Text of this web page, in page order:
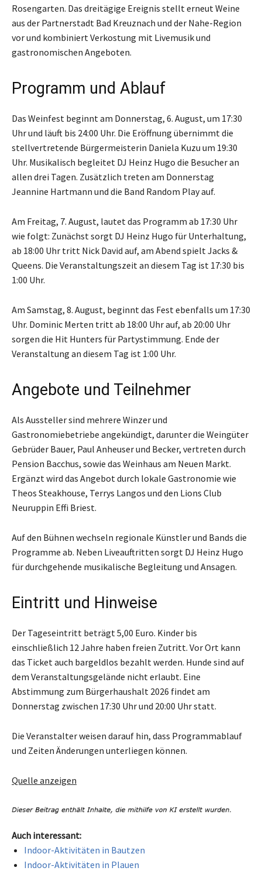
Rosengarten. Das dreitägige Ereignis stellt erneut Weine
aus der Partnerstadt Bad Kreuznach und der Nahe-Region
vor und kombiniert Verkostung mit Livemusik und
gastronomischen Angeboten.
Programm und Ablauf
Das Weinfest beginnt am Donnerstag, 6. August, um 17:30
Uhr und läuft bis 24:00 Uhr. Die Eröffnung übernimmt die
stellvertretende Bürgermeisterin Daniela Kuzu um 19:30
Uhr. Musikalisch begleitet DJ Heinz Hugo die Besucher an
allen drei Tagen. Zusätzlich treten am Donnerstag
Jeannine Hartmann und die Band Random Play auf.
Am Freitag, 7. August, lautet das Programm ab 17:30 Uhr
wie folgt: Zunächst sorgt DJ Heinz Hugo für Unterhaltung,
ab 18:00 Uhr tritt Nick David auf, am Abend spielt Jacks &
Queens. Die Veranstaltungszeit an diesem Tag ist 17:30 bis
1:00 Uhr.
Am Samstag, 8. August, beginnt das Fest ebenfalls um 17:30
Uhr. Dominic Merten tritt ab 18:00 Uhr auf, ab 20:00 Uhr
sorgen die Hit Hunters für Partystimmung. Ende der
Veranstaltung an diesem Tag ist 1:00 Uhr.
Angebote und Teilnehmer
Als Aussteller sind mehrere Winzer und
Gastronomiebetriebe angekündigt, darunter die Weingüter
Gebrüder Bauer, Paul Anheuser und Becker, vertreten durch
Pension Bacchus, sowie das Weinhaus am Neuen Markt.
Ergänzt wird das Angebot durch lokale Gastronomie wie
Theos Steakhouse, Terrys Langos und den Lions Club
Neuruppin Effi Briest.
Auf den Bühnen wechseln regionale Künstler und Bands die
Programme ab. Neben Liveauftritten sorgt DJ Heinz Hugo
für durchgehende musikalische Begleitung und Ansagen.
Eintritt und Hinweise
Der Tageseintritt beträgt 5,00 Euro. Kinder bis
einschließlich 12 Jahre haben freien Zutritt. Vor Ort kann
das Ticket auch bargeldlos bezahlt werden. Hunde sind auf
dem Veranstaltungsgelände nicht erlaubt. Eine
Abstimmung zum Bürgerhaushalt 2026 findet am
Donnerstag zwischen 17:30 Uhr und 20:00 Uhr statt.
Die Veranstalter weisen darauf hin, dass Programmablauf
und Zeiten Änderungen unterliegen können.
Quelle anzeigen
Auch interessant:
Indoor-Aktivitäten in Bautzen
Indoor-Aktivitäten in Plauen